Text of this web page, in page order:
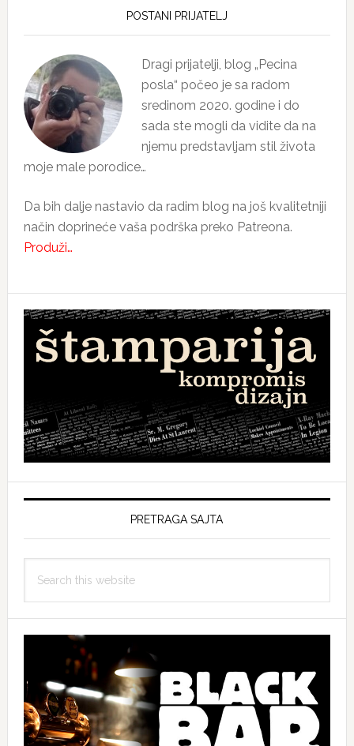
POSTANI PRIJATELJ
Dragi prijatelji, blog „Pecina
posla“ počeo je sa radom
sredinom 2020. godine i do
sada ste mogli da vidite da na
njemu predstavljam stil života
moje male porodice…
Da bih dalje nastavio da radim blog na još kvalitetniji
način doprineće vaša podrška preko Patreona.
Produži…
PRETRAGA SAJTA
this